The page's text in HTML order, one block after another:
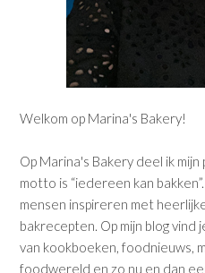
Welkom op Marina's Bakery!
Op Marina's Bakery deel ik
motto is “iedereen kan
mensen inspireren met
bakrecepten. Op mijn blog
van kookboeken, foodnieuws,
foodwereld en zo nu en dan